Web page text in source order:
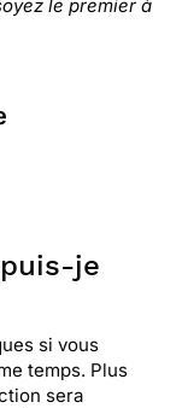
le premier à
je
si vous
temps. Plus
sera